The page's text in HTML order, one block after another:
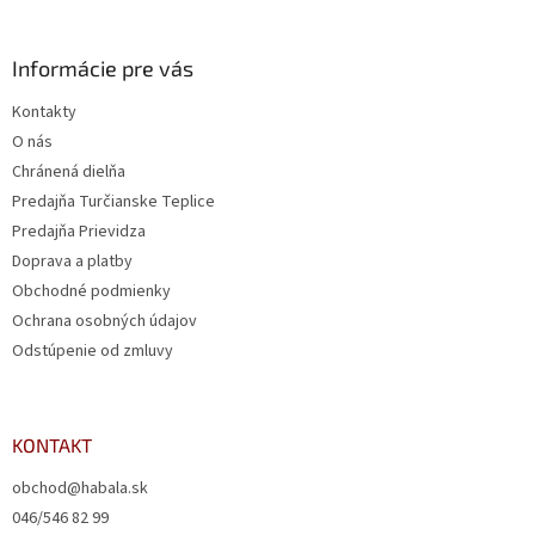
Informácie pre vás
Kontakty
O nás
Chránená dielňa
Predajňa Turčianske Teplice
Predajňa Prievidza
Doprava a platby
Obchodné podmienky
Ochrana osobných údajov
Odstúpenie od zmluvy
KONTAKT
obchod@habala.sk
046/546 82 99